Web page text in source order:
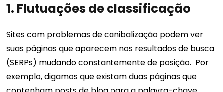
1. Flutuações de classificação
Sites com problemas de canibalização podem ver
suas páginas que aparecem nos resultados de busca
(SERPs) mudando constantemente de posição. Por
exemplo, digamos que existam duas páginas que